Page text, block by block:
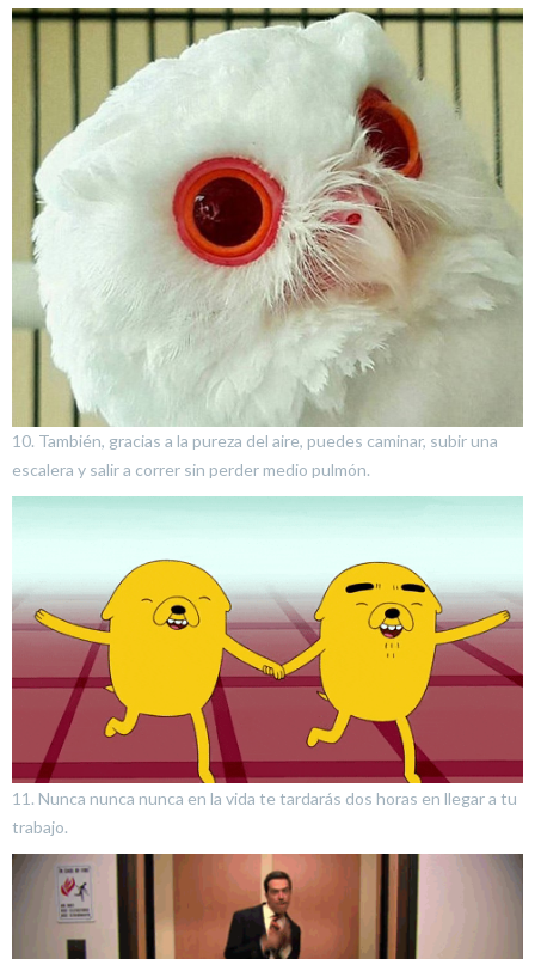
10. También, gracias a la pureza del aire, puedes caminar, subir una
escalera y salir a correr sin perder medio pulmón.
11. Nunca nunca nunca en la vida te tardarás dos horas en llegar a tu
trabajo.